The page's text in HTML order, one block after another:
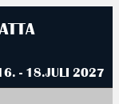
- 18.JULI 2027